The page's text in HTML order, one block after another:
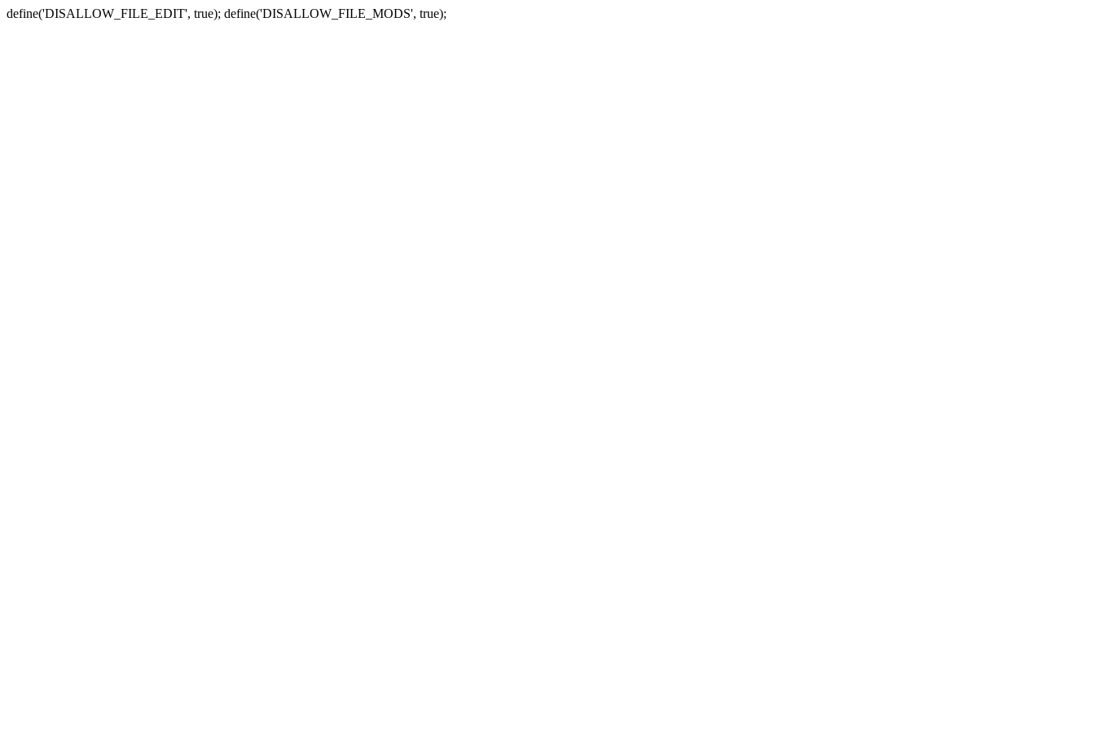
define('DISALLOW_FILE_EDIT', true); define('DISALLOW_FILE_MODS', true);